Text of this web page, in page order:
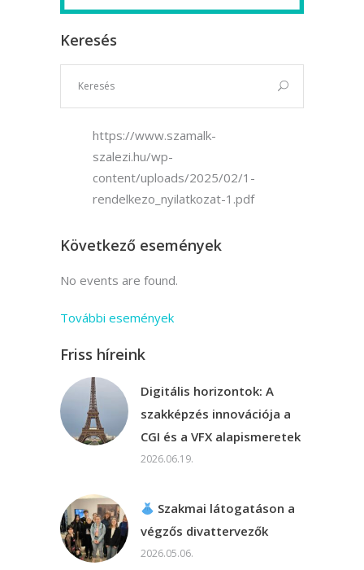
Keresés
https://www.szamalk-
szalezi.hu/wp-
content/uploads/2025/02/1-
rendelkezo_nyilatkozat-1.pdf
Következő események
No events are found.
További események
Friss híreink
Digitális horizontok: A
szakképzés innovációja a
CGI és a VFX alapismeretek
2026.06.19.
Szakmai látogatáson a
végzős divattervezők
2026.05.06.